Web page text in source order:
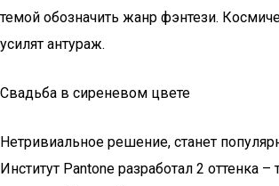
темой обозначить жанр фэнтези.
усилят антураж.
Свадьба в сиреневом цвете
Нетривиальное решение, станет
Институт Pantone разработал 2 оттенка –